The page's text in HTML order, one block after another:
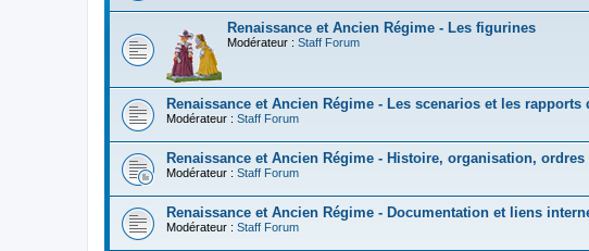
Renaissance et Ancien Régime - Les figurines
Modérateur : Staff Forum
Renaissance et Ancien Régime - Les scenarios et les rapports
Modérateur : Staff Forum
Renaissance et Ancien Régime - Histoire, organisation,
Modérateur : Staff Forum
Renaissance et Ancien Régime - Documentation et liens
Modérateur : Staff Forum